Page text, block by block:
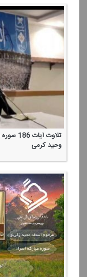
وحید كرمی